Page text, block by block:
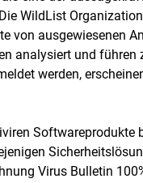
WildList
von ausgewiesenen
analysiert und führen
werden,
Softwareprodukte
Virus Bulletin